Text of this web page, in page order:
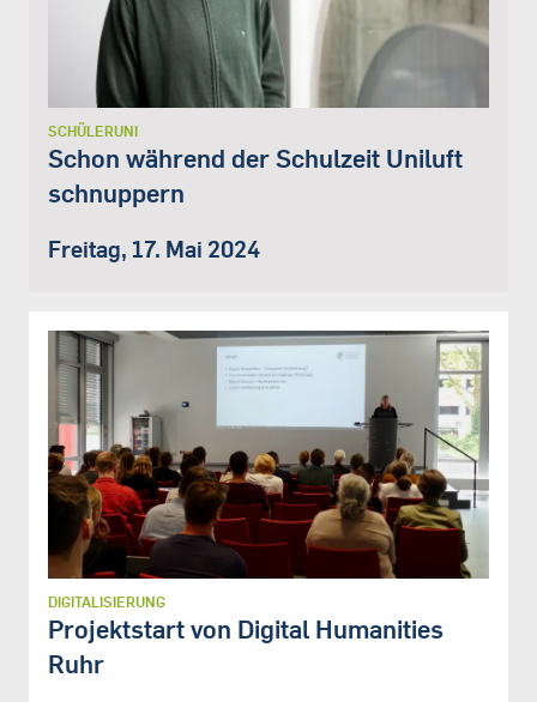
SCHÜLERUNI
Schon während der Schulzeit Uniluft
schnuppern
Freitag, 17. Mai 2024
DIGITALISIERUNG
Projektstart von Digital Humanities
Ruhr